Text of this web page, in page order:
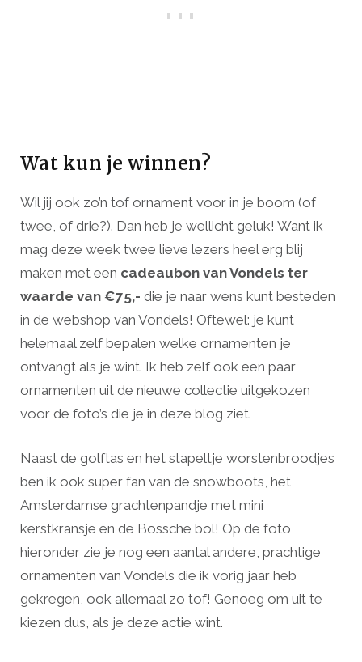
Wat kun je winnen?
Wil jij ook zo’n tof ornament voor in je boom (of
twee, of drie?). Dan heb je wellicht geluk! Want ik
mag deze week twee lieve lezers heel erg blij
maken met een cadeaubon van Vondels ter
waarde van €75,- die je naar wens kunt besteden
in de webshop van Vondels! Oftewel: je kunt
helemaal zelf bepalen welke ornamenten je
ontvangt als je wint. Ik heb zelf ook een paar
ornamenten uit de nieuwe collectie uitgekozen
voor de foto’s die je in deze blog ziet.
Naast de golftas en het stapeltje worstenbroodjes
ben ik ook super fan van de snowboots, het
Amsterdamse grachtenpandje met mini
kerstkransje en de Bossche bol! Op de foto
hieronder zie je nog een aantal andere, prachtige
ornamenten van Vondels die ik vorig jaar heb
gekregen, ook allemaal zo tof! Genoeg om uit te
kiezen dus, als je deze actie wint.